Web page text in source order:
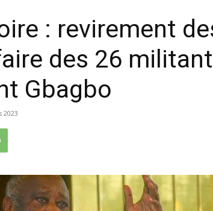
: revirement
des 26
Gbagbo
2023